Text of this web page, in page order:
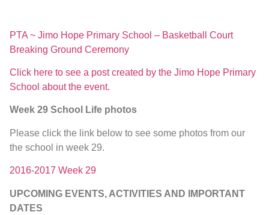
PTA ~ Jimo Hope Primary School – Basketball Court
Breaking Ground Ceremony
Click here to see a post created by the Jimo Hope Primary
School about the event.
Week 29 School Life photos
Please click the link below to see some photos from our
the school in week 29.
2016-2017 Week 29
UPCOMING EVENTS, ACTIVITIES AND IMPORTANT
DATES